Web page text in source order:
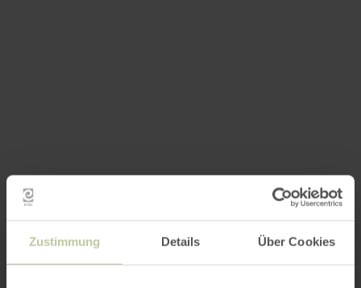
Zustimmung Details Über Cookies